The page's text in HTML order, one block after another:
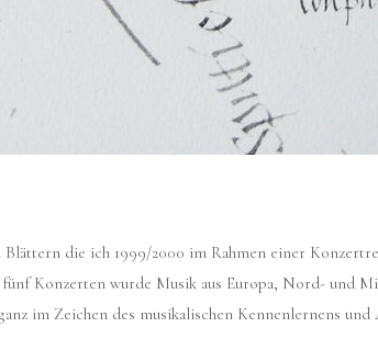
Blättern die ich 1999/2000 im Rahmen einer
fünf Konzerten wurde Musik aus Europa, Nord-
im Zeichen des musikalischen Kennenlernens